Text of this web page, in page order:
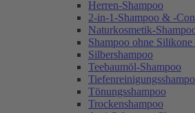
Herren-Shampoo
2-in-1-Shampoo & -
Naturkosmetik-
Shampoo ohne
Silbershampoo
Teebaumöl-Shampoo
Tönungsshampoo
Trockenshampoo